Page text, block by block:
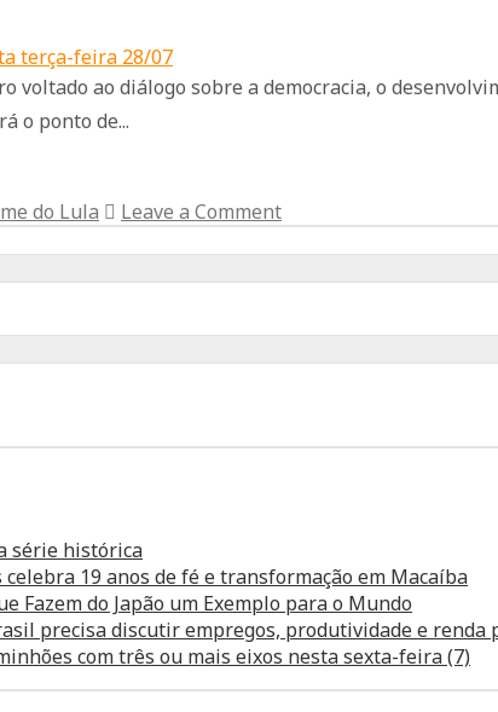
voltado ao diálogo sobre a democracia, o
o ponto de...
do Lula
Leave a Comment
série histórica
19 anos de fé e transformação em Macaíba
Fazem do Japão um Exemplo para o Mundo
precisa discutir empregos, produtividade e renda
com três ou mais eixos nesta sexta-feira (7)